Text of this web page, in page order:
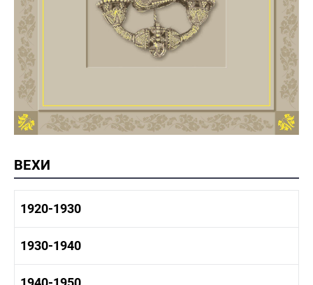
ВЕХИ
1920-1930
1920-1930 история
1920-1930 культура
1930-1940
1930-1940 история